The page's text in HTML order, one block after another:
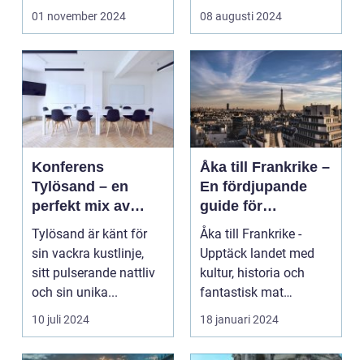
ocks&...
01 november 2024 08 augusti 2024
Konferens
Tylösand – en
perfekt mix av
affär och nöje
Tylösand är känt för
sin vackra kustlinje,
sitt pulserande nattliv
och sin unika...
10 juli 2024
Åka till Frankrike –
En fördjupande
guide för
resenärer
Åka till Frankrike -
Upptäck landet med
kultur, historia och
fantastisk mat
Frankrike är ett land
s...
18 januari 2024